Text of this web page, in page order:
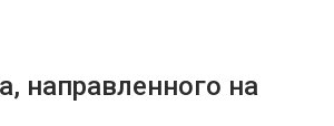
направленного на